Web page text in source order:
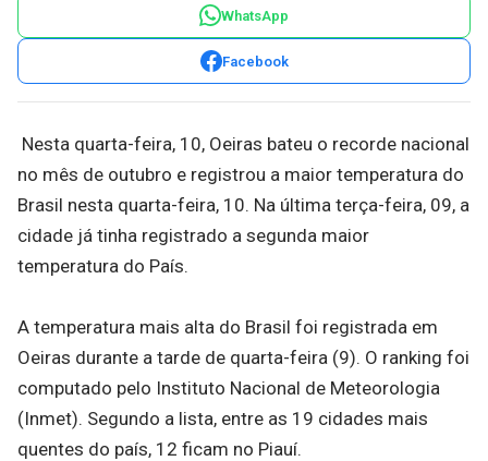
WhatsApp
Facebook
Nesta quarta-feira, 10, Oeiras bateu o recorde nacional
no mês de outubro e registrou a maior temperatura do
Brasil nesta quarta-feira, 10. Na última terça-feira, 09, a
cidade já tinha registrado a segunda maior
temperatura do País.
A temperatura mais alta do Brasil foi registrada em
Oeiras durante a tarde de quarta-feira (9). O ranking foi
computado pelo Instituto Nacional de Meteorologia
(Inmet). Segundo a lista, entre as 19 cidades mais
quentes do país, 12 ficam no Piauí.